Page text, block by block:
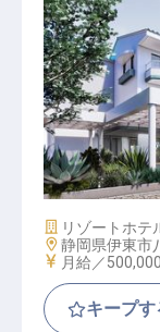
コミュニテ
万円〜／
ッグリゾート
施設業態
リゾートホテ
勤務地
静岡県伊東市
給与
月給／
キープす